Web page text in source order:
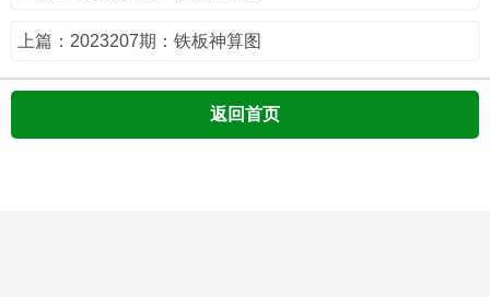
上篇：2023207期：铁板神算图
返回首页